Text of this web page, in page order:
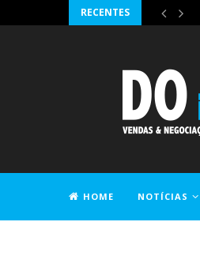
RECENTES
HOME NOTÍCIAS